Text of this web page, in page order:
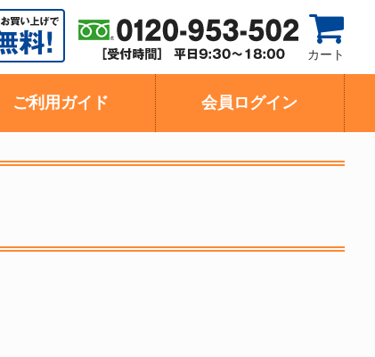
カート
ご利用ガイド 会員ログイン